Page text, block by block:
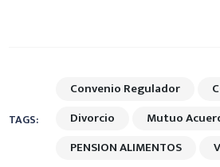
TAGS:
Convenio Regulador
Divorcio
Mutuo
PENSION ALIMENTOS